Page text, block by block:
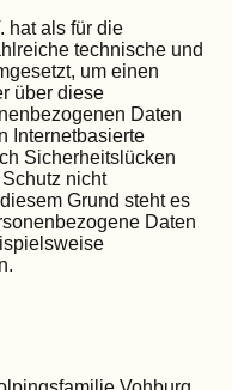
hat als für die
technische und
um einen
über diese
Daten
Internetbasierte
Sicherheitslücken
nicht
Grund steht es
Daten